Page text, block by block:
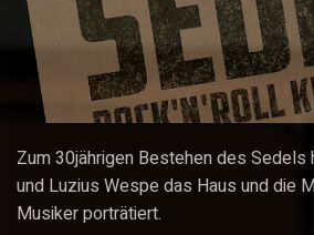
Zum 30jährigen Bestehen des Sedels
und Luzius Wespe das Haus und die
Musiker porträtiert.